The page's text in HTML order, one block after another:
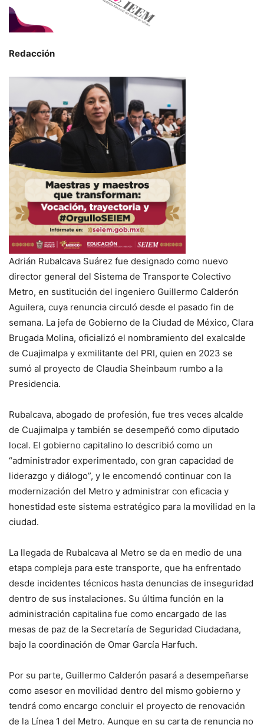
Redacción
Adrián Rubalcava Suárez fue designado como nuevo
director general del Sistema de Transporte Colectivo
Metro, en sustitución del ingeniero Guillermo Calderón
Aguilera, cuya renuncia circuló desde el pasado fin de
semana. La jefa de Gobierno de la Ciudad de México, Clara
Brugada Molina, oficializó el nombramiento del exalcalde
de Cuajimalpa y exmilitante del PRI, quien en 2023 se
sumó al proyecto de Claudia Sheinbaum rumbo a la
Presidencia.
Rubalcava, abogado de profesión, fue tres veces alcalde
de Cuajimalpa y también se desempeñó como diputado
local. El gobierno capitalino lo describió como un
“administrador experimentado, con gran capacidad de
liderazgo y diálogo”, y le encomendó continuar con la
modernización del Metro y administrar con eficacia y
honestidad este sistema estratégico para la movilidad en la
ciudad.
La llegada de Rubalcava al Metro se da en medio de una
etapa compleja para este transporte, que ha enfrentado
desde incidentes técnicos hasta denuncias de inseguridad
dentro de sus instalaciones. Su última función en la
administración capitalina fue como encargado de las
mesas de paz de la Secretaría de Seguridad Ciudadana,
bajo la coordinación de Omar García Harfuch.
Por su parte, Guillermo Calderón pasará a desempeñarse
como asesor en movilidad dentro del mismo gobierno y
tendrá como encargo concluir el proyecto de renovación
de la Línea 1 del Metro. Aunque en su carta de renuncia no